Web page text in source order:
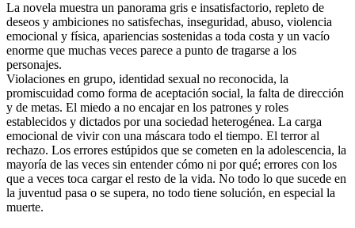
La novela muestra un panorama gris e insatisfactorio, repleto de
deseos y ambiciones no satisfechas, inseguridad, abuso, violencia
emocional y física, apariencias sostenidas a toda costa y un vacío
enorme que muchas veces parece a punto de tragarse a los
personajes.
Violaciones en grupo, identidad sexual no reconocida, la
promiscuidad como forma de aceptación social, la falta de dirección
y de metas. El miedo a no encajar en los patrones y roles
establecidos y dictados por una sociedad heterogénea. La carga
emocional de vivir con una máscara todo el tiempo. El terror al
rechazo. Los errores estúpidos que se cometen en la adolescencia, la
mayoría de las veces sin entender cómo ni por qué; errores con los
que a veces toca cargar el resto de la vida. No todo lo que sucede en
la juventud pasa o se supera, no todo tiene solución, en especial la
muerte.